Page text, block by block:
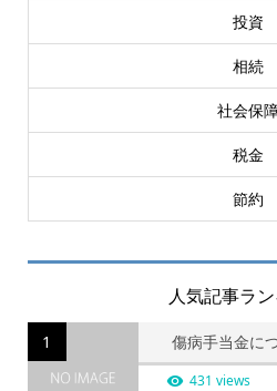
投資
相続
社会保
税金
節約
人気記事ラ
1 傷病手当金に
431 views